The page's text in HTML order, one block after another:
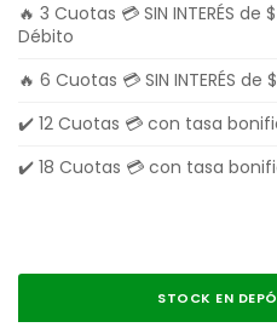
🔥 3 Cuotas 💳 SIN INTERÉS de $
Débito
🔥 6 Cuotas 💳 SIN INTERÉS de $
✔️ 12 Cuotas 💳 con tasa
✔️ 18 Cuotas 💳 con tasa
STOCK EN